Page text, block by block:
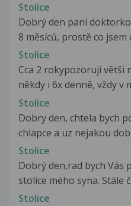
Stolice
Dobrý den paní
8 měsíců, prostě co jsem
Stolice
Cca 2 rokypozoruji větši
někdy i 6x denně, vždy v
Stolice
Dobry den, chtela bych
chlapce a uz nejakou
Stolice
Dobrý den,rad bych Vás
stolice mého syna. Stále
Stolice